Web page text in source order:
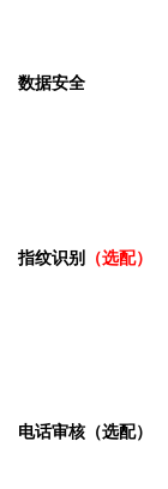
数据安全
指纹识别 （选配）
电话审核（选配）